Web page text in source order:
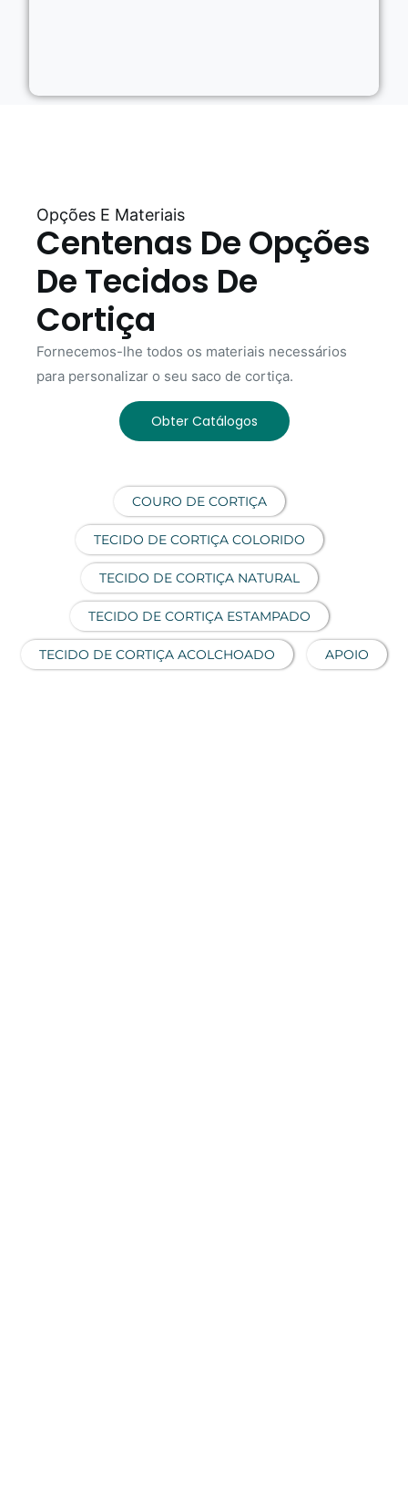
Opções E Materiais
Centenas De Opções
De Tecidos De
Cortiça
Fornecemos-lhe todos os materiais necessários
para personalizar o seu saco de cortiça.
Obter Catálogos
COURO DE CORTIÇA
TECIDO DE CORTIÇA COLORIDO
TECIDO DE CORTIÇA NATURAL
TECIDO DE CORTIÇA ESTAMPADO
TECIDO DE CORTIÇA ACOLCHOADO APOIO